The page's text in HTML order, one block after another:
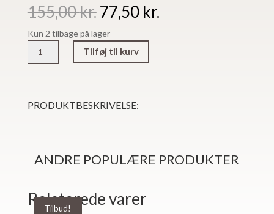
155,00kr.Den
oprindelige
pris
var:
155,00 kr..
77,50 kr.Den
Kun 2 tilbage på lager
RADIANT
Magna
antal
Tilføj til kurv
PRODUKTBESKRIVELSE:
ANDRE POPULÆRE PRODUKTER
Relaterede varer
Tilbud!
Tilbud!
Tilbud!
Tilbud!